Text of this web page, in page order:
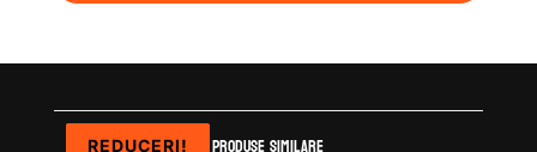
REDUCERI!
REDUCERI!
REDUCERI!
REDUCERI!